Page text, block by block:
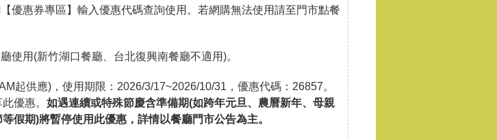
優惠券專區】輸入優惠代碼查詢使用。若網購無法使用請至門市點餐
使用(新竹湖口餐廳、台北復興南餐廳不適用)。
起供應)，使用期限：2026/3/17~2026/10/31，優惠代碼：26857。
優惠。 如遇連續或特殊節慶含準備期(如跨年元旦、農曆新年、母親
假期)將暫停使用此優惠，詳情以餐廳門市公告為主。